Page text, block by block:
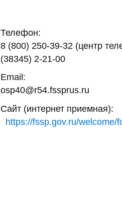
Телефон:
8 (800) 250-39-32 (центр
(38345) 2-21-00
Email:
osp40@r54.fssprus.ru
Сайт (интернет приемная):
https://fssp.gov.ru/welcome/